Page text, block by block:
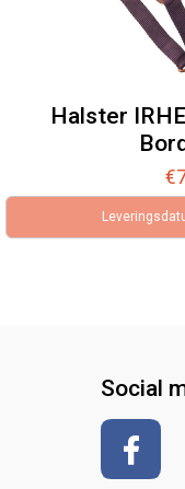
Halster
€
Social